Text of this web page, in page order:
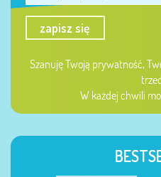
zapisz się
Szanuję Twoją prywatność,
W każdej chwili